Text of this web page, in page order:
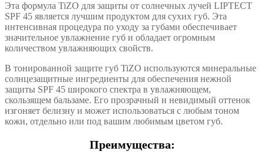
Эта формула TiZO для защиты от солнечных лучей LIPTECT
SPF 45 является лучшим продуктом для сухих губ. Эта
интенсивная процедура по уходу за губами обеспечивает
значительное увлажнение губ и обладает огромным
количеством увлажняющих свойств.
В тонированной защите губ TiZO используются минеральные
солнцезащитные ингредиенты для обеспечения нежной
защиты SPF 45 широкого спектра в увлажняющем,
скользящем бальзаме. Его прозрачный и невидимый оттенок
изгоняет белизну и может использоваться с любым тоном
кожи, отдельно или под вашим любимым цветом губ.
Преимущества: